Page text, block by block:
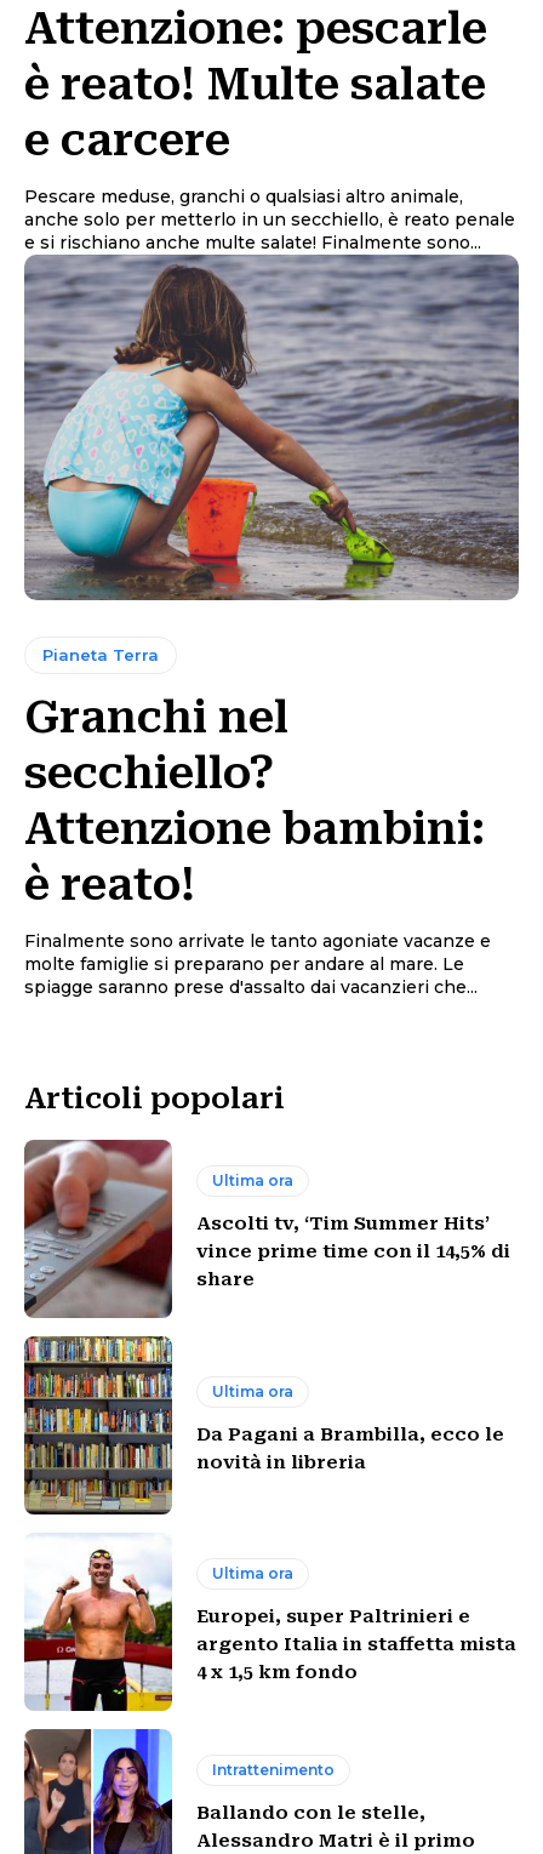
Attenzione: pescarle
è reato! Multe salate
e carcere
Pescare meduse, granchi o qualsiasi altro animale,
anche solo per metterlo in un secchiello, è reato penale
e si rischiano anche multe salate! Finalmente sono...
Pianeta Terra
Granchi nel
secchiello?
Attenzione bambini:
è reato!
Finalmente sono arrivate le tanto agoniate vacanze e
molte famiglie si preparano per andare al mare. Le
spiagge saranno prese d'assalto dai vacanzieri che...
Articoli popolari
Ultima ora
Ascolti tv, ‘Tim Summer Hits’
vince prime time con il 14,5% di
share
Ultima ora
Da Pagani a Brambilla, ecco le
novità in libreria
Ultima ora
Europei, super Paltrinieri e
argento Italia in staffetta mista
4 x 1,5 km fondo
Intrattenimento
Ballando con le stelle,
Alessandro Matri è il primo